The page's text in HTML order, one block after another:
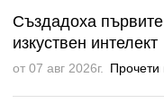
Създадоха
изкуствен интелект
от 07 авг 2026г. Прочети